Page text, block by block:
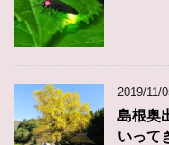
2019/11/
島根奥
いって